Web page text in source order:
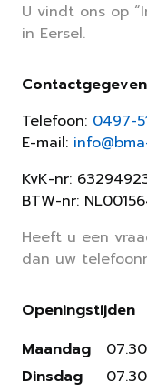
U vindt ons op
in Eersel.
Telefoon: 0497-
E-mail:
KvK-nr:
BTW-nr:
Heeft u een
dan uw
Openingstijden
Maandag
Dinsdag